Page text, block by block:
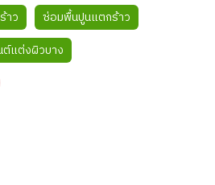
าว
ซ่อมพื้นปูนแตกร้าว
ต์แต่งผิวบาง